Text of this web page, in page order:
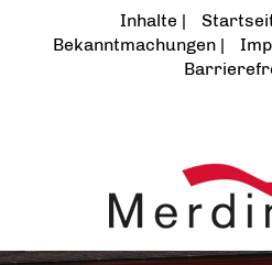
Inhalte
Bekanntmachungen